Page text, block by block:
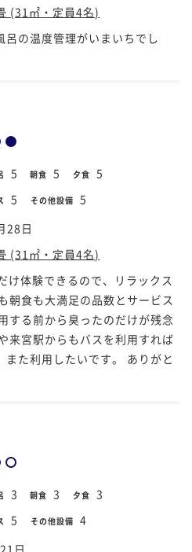
(31㎡・定員4名)
の温度管理がいまいちでし
5 朝食 5 夕食 5
5 その他設備 5
28日
(31㎡・定員4名)
け体験できるので、リラックス
朝食も大満足の品数とサービス
する前から臭ったのだけが残念
来宮駅からもバスを利用すれば
た利用したいです。 ありがと
3 朝食 3 夕食 3
5 その他設備 4
日